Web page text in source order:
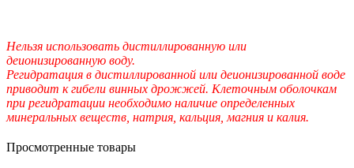
Нельзя использовать дистиллированную или
деионизированную воду.
Регидратация в дистиллированной или деионизированной воде
приводит к гибели винных дрожжей. Клеточным оболочкам
при регидратации необходимо наличие определенных
минеральных веществ, натрия, кальция, магния и калия.
Просмотренные товары